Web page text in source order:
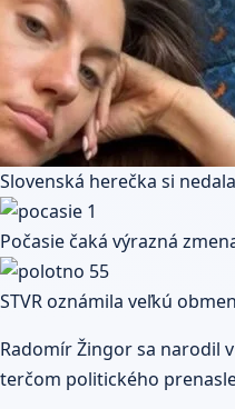
Slovenská herečka si
Počasie čaká výrazná
STVR oznámila veľkú
Radomír Žingor sa narodil
terčom politického